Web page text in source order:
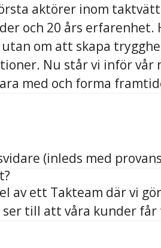
aktörer inom
och 20 års
om att skapa
Nu står vi inför vår
med och forma
(inleds med
av ett Takteam där vi
till att våra kunder får